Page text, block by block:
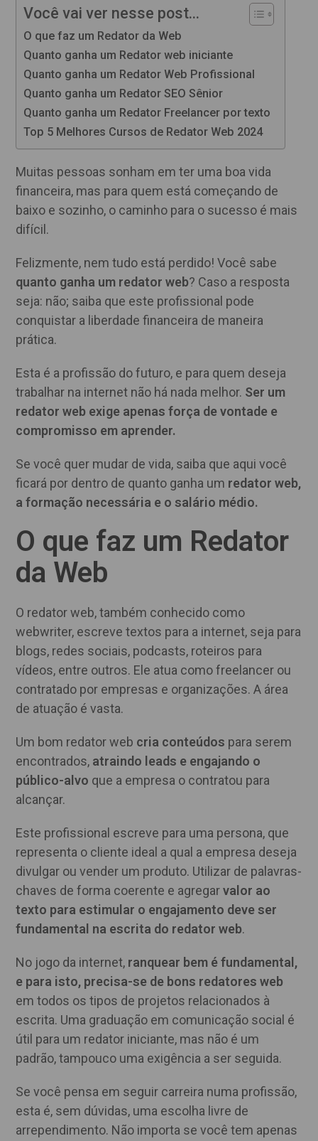
Você vai ver nesse post...
O que faz um Redator da Web
Quanto ganha um Redator web iniciante
Quanto ganha um Redator Web Profissional
Quanto ganha um Redator SEO Sênior
Quanto ganha um Redator Freelancer por texto
Top 5 Melhores Cursos de Redator Web 2024
Muitas pessoas sonham em ter uma boa vida
financeira, mas para quem está começando de
baixo e sozinho, o caminho para o sucesso é mais
difícil.
Felizmente, nem tudo está perdido! Você sabe
quanto ganha um redator web? Caso a resposta
seja: não; saiba que este profissional pode
conquistar a liberdade financeira de maneira
prática.
Esta é a profissão do futuro, e para quem deseja
trabalhar na internet não há nada melhor. Ser um
redator web exige apenas força de vontade e
compromisso em aprender.
Se você quer mudar de vida, saiba que aqui você
ficará por dentro de quanto ganha um redator web,
a formação necessária e o salário médio.
O que faz um Redator
da Web
O redator web, também conhecido como
webwriter, escreve textos para a internet, seja para
blogs, redes sociais, podcasts, roteiros para
vídeos, entre outros. Ele atua como freelancer ou
contratado por empresas e organizações. A área
de atuação é vasta.
Um bom redator web cria conteúdos para serem
encontrados, atraindo leads e engajando o
público-alvo que a empresa o contratou para
alcançar.
Este profissional escreve para uma persona, que
representa o cliente ideal a qual a empresa deseja
divulgar ou vender um produto. Utilizar de palavras-
chaves de forma coerente e agregarvalor ao
texto para estimular o engajamento deve ser
fundamental na escrita do redator web.
No jogo da internet, ranquear bem é fundamental,
e para isto, precisa-se de bons redatores web
em todos os tipos de projetos relacionados à
escrita. Uma graduação em comunicação social é
útil para um redator iniciante, mas não é um
padrão, tampouco uma exigência a ser seguida.
Se você pensa em seguir carreira numa profissão,
esta é, sem dúvidas, uma escolha livre de
arrependimento. Não importa se você tem apenas